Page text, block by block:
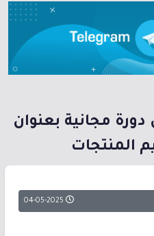
مجانية بعنوان
المنتجات
04-05-2025